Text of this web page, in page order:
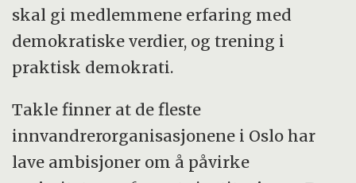
skal gi medlemmene erfaring med
demokratiske verdier, og trening i
praktisk demokrati.
Takle finner at de fleste
innvandrerorganisasjonene i Oslo har
lave ambisjoner om å påvirke